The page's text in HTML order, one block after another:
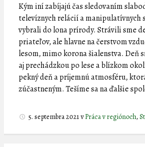
Kým iní zabíjajú čas sledovaním
televíznych relácií a manipulatívnych
vybrali do lona prírody. Strávili sme
priateľov, ale hlavne na čerstvom
lesom, mimo korona šialenstva. Deň
aj prechádzkou po lese a blízkom
pekný deň a príjemnú atmosféru,
zúčastneným. Tešíme sa na ďalšie
5. septembra 2021vPráca v regiónoch,